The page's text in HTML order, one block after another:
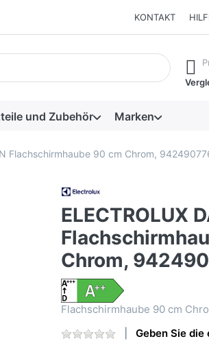
KONTAKT
tippen, erscheinen automatisch erste
und Zubehör Marken
Flachschirmhaube 90 cm Chrom,
ELECTROLUX
Chrom,
Flachschirmhaube 90 cm
Geben Sie